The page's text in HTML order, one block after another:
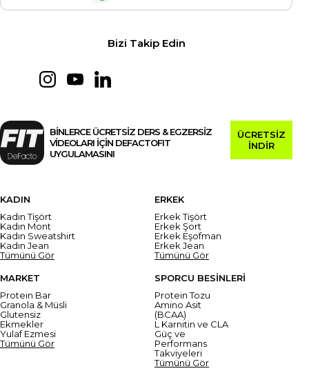
Bizi Takip Edin
BİNLERCE ÜCRETSİZ DERS & EGZERSİZ
VİDEOLARI İÇİN DEFACTOFIT
UYGULAMASINI
ÜCRETSİZ
İNDİR
KADIN
Kadın Tişört
Kadın Mont
Kadın Sweatshirt
Kadın Jean
Tümünü Gör
ERKEK
Erkek Tişört
Erkek Şort
Erkek Eşofman
Erkek Jean
Tümünü Gör
MARKET
Protein Bar
Granola & Müsli
Glutensiz
Ekmekler
Yulaf Ezmesi
Tümünü Gör
SPORCU BESİNLERİ
Protein Tozu
Amino Asit
(BCAA)
L Karnitin ve CLA
Güç ve
Performans
Takviyeleri
Tümünü Gör